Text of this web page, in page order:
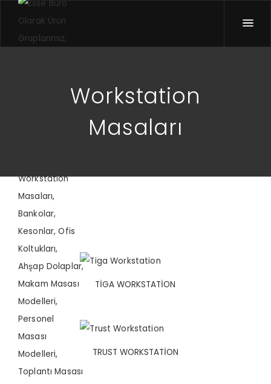
Workstation
Masaları
TIGA WORKSTATION
TRUST WORKSTATION